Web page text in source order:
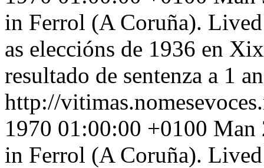
in Ferrol (A Coruña).
as eleccións de 1936 en
resultado de sentenza a 1
http://
1970 01:00:00 +0100 Man
in Ferrol (A Coruña).